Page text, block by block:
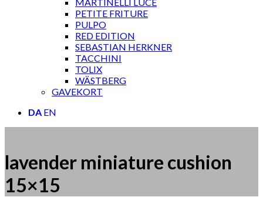
PETITE FRITURE
PULPO
RED EDITION
SEBASTIAN HERKNER
TACCHINI
TOLIX
WÄSTBERG
GAVEKORT
DA EN
lavender miniature cushion
15×15